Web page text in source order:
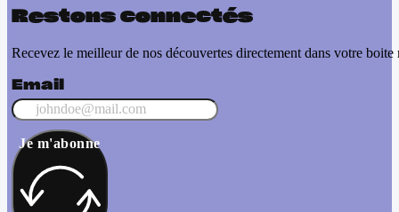
Restons connectés
Recevez le meilleur de nos découvertes directement dans votre boite
Email
Je m'abonne